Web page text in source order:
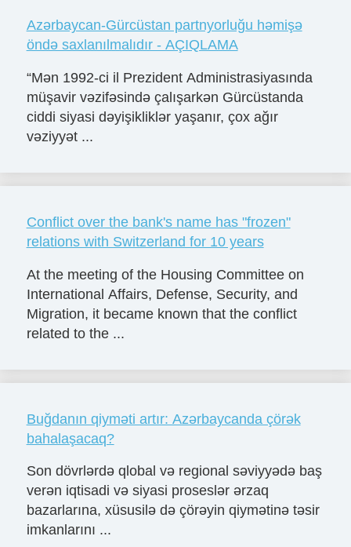
Azərbaycan-Gürcüstan partnyorluğu həmişə
öndə saxlanılmalıdır - AÇIQLAMA
“Mən 1992-ci il Prezident Administrasiyasında
müşavir vəzifəsində çalışarkən Gürcüstanda
ciddi siyasi dəyişikliklər yaşanır, çox ağır
vəziyyət ...
Conflict over the bank's name has "frozen"
relations with Switzerland for 10 years
At the meeting of the Housing Committee on
International Affairs, Defense, Security, and
Migration, it became known that the conflict
related to the ...
Buğdanın qiyməti artır: Azərbaycanda çörək
bahalaşacaq?
Son dövrlərdə qlobal və regional səviyyədə baş
verən iqtisadi və siyasi proseslər ərzaq
bazarlarına, xüsusilə də çörəyin qiymətinə təsir
imkanlarını ...